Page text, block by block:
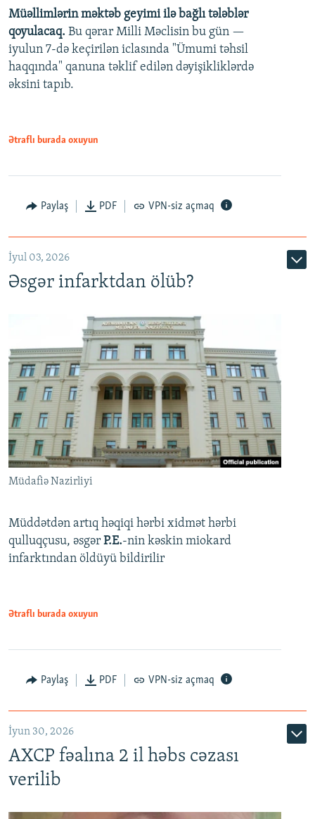
Auto 240p 360p 480p
720p 1080p
360p
480p
720p
Müəllimlərin məktəb geyimi ilə bağlı tələblər
qoyulacaq. Bu qərar Milli Məclisin bu gün —
iyulun 7-də keçirilən iclasında "Ümumi təhsil
haqqında" qanuna təklif edilən dəyişikliklərdə
əksini tapıb.
Ətraflı burada oxuyun
Paylaş PDF VPN-siz açmaq
İyul 03, 2026
Əsgər infarktdan ölüb?
Müdafiə Nazirliyi
Müddətdən artıq həqiqi hərbi xidmət hərbi
qulluqçusu, əsgər P.E.-nin kəskin miokard
infarktından öldüyü bildirilir
Ətraflı burada oxuyun
Paylaş PDF VPN-siz açmaq
İyun 30, 2026
AXCP fəalına 2 il həbs cəzası
verilib